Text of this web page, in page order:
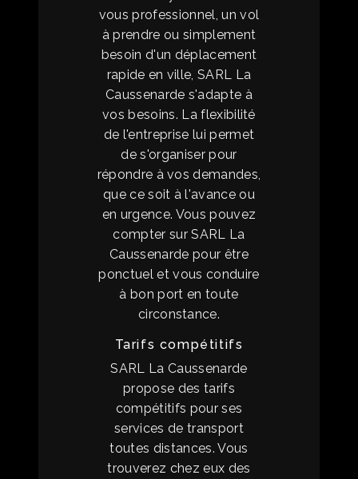
vous professionnel, un vol
à prendre ou simplement
besoin d'un déplacement
rapide en ville, SARL La
Caussenarde s'adapte à
vos besoins. La flexibilité
de l'entreprise lui permet
de s'organiser pour
répondre à vos demandes,
que ce soit à l'avance ou
en urgence. Vous pouvez
compter sur SARL La
Caussenarde pour être
ponctuel et vous conduire
à bon port en toute
circonstance.
Tarifs compétitifs
SARL La Caussenarde
propose des tarifs
compétitifs pour ses
services de transport
toutes distances. Vous
trouverez chez eux des